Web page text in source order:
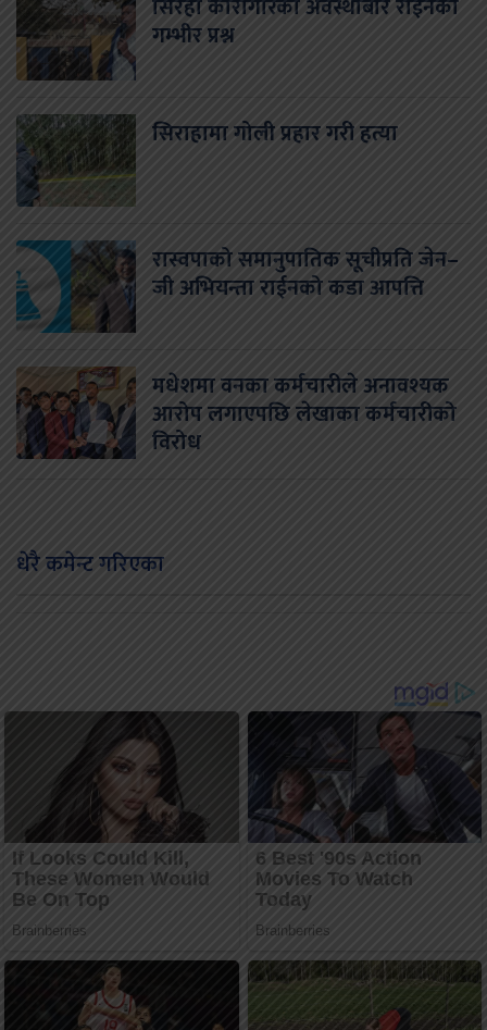
गम्भीर प्रश्न
सिराहामा गोली प्रहार गरी हत्या
रास्वपाको समानुपातिक सूचीप्रति जेन–
जी अभियन्ता राईनको कडा आपत्ति
मधेशमा वनका कर्मचारीले अनावश्यक
आरोप लगाएपछि लेखाका कर्मचारीको
विरोध
धेरै कमेन्ट गरिएका